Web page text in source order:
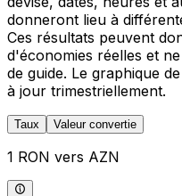
donneront lieu à
Ces résultats peuvent
d'économies réelles et
de guide. Le graphique
à jour trimestriellement.
Taux Valeur convertie
1 RON vers AZN